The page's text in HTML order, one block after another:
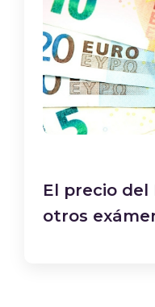
El precio del
otros